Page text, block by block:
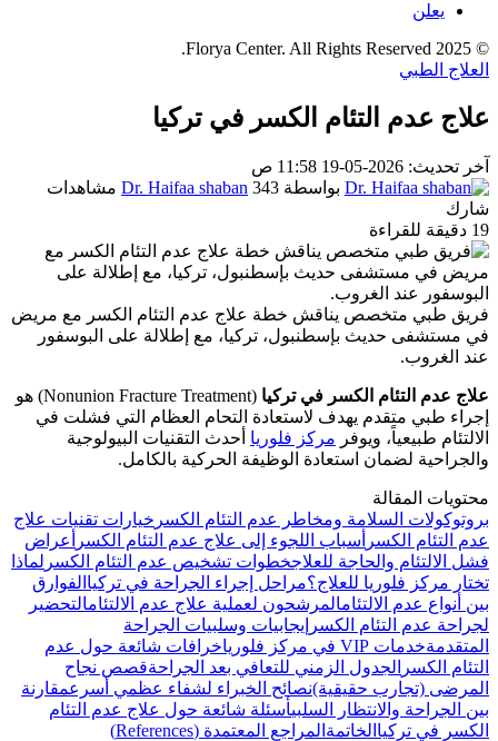
يعلن
© 2025 Florya Center. All Rights Reserved.
العلاج الطبي
علاج عدم التئام الكسر في تركيا
آخر تحديث: 2026-05-19 11:58 ص
بواسطة
Dr. Haifaa shaban 343 مشاهدات
شارك
19 دقيقة للقراءة
فريق طبي متخصص يناقش خطة علاج عدم التئام الكسر مع مريض
في مستشفى حديث بإسطنبول، تركيا، مع إطلالة على البوسفور
عند الغروب.
علاج عدم التئام الكسر في تركيا
(Nonunion Fracture Treatment) هو
إجراء طبي متقدم يهدف لاستعادة التحام العظام التي فشلت في
الالتئام طبيعياً، ويوفر مركز فلوريا أحدث التقنيات البيولوجية
والجراحية لضمان استعادة الوظيفة الحركية بالكامل.
محتويات المقالة
بروتوكولات السلامة ومخاطر عدم التئام الكسر خيارات تقنيات علاج
عدم التئام الكسر أسباب اللجوء إلى علاج عدم التئام الكسر
أعراض
فشل الالتئام والحاجة للعلاجخطوات تشخيص عدم التئام الكسر لماذا
تختار مركز فلوريا للعلاج؟مراحل إجراء الجراحة في تركيا الفوارق
بين أنواع عدم الالتئامالمرشحون لعملية علاج عدم الالتئامالتحضير
لجراحة عدم التئام الكسر إيجابيات وسلبيات الجراحة
المتقدمةخدمات VIP في مركز فلوريا
خرافات شائعة حول عدم
التئام الكسر الجدول الزمني للتعافي بعد الجراحةقصص نجاح
المرضى (تجارب حقيقية)نصائح الخبراء لشفاء عظمي أسرعمقارنة
بين الجراحة والانتظار السلبيأسئلة شائعة حول علاج عدم التئام
الكسر في تركيا الخاتمة المراجع المعتمدة (References)